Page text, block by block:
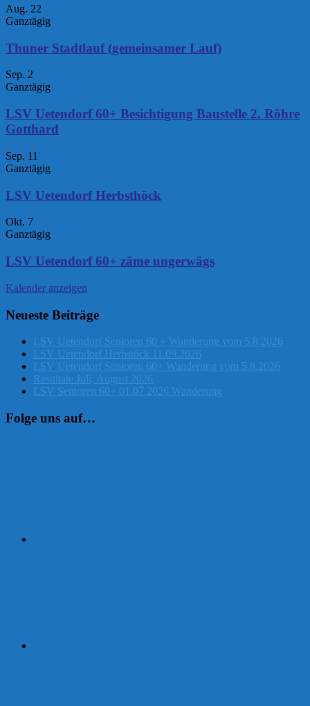
Aug. 22
Ganztägig
Thuner Stadtlauf (gemeinsamer Lauf)
Sep. 2
Ganztägig
LSV Uetendorf 60+ Besichtigung Baustelle 2. Röhre
Gotthard
Sep. 11
Ganztägig
LSV Uetendorf Herbsthöck
Okt. 7
Ganztägig
LSV Uetendorf 60+ zäme ungerwägs
Kalender anzeigen
Neueste Beiträge
LSV Uetendorf Senioren 60 + Wanderung vom 5.8.2026
LSV Uetendorf Herbstöck 11.09.2026
LSV Uetendorf Senioren 60+ Wanderung vom 5.8.2026
Resultate Juli, August 2026
LSV Senioren 60+ 01.07.2026 Wanderung
Folge uns auf…